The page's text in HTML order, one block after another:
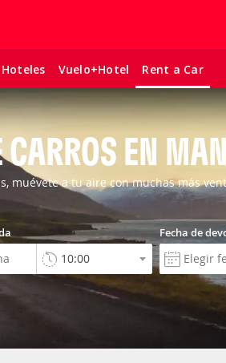
Hoteles Vuelo+Hotel Rent a Car
CARROS EN
muévete a tu aire con muchas más
Fecha de